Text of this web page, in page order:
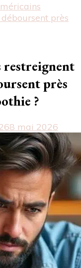
près
restreignent
près
?
8 mai 2026